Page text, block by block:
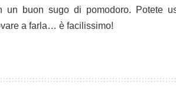
un buon sugo di pomodoro. Potete
a farla… è facilissimo!